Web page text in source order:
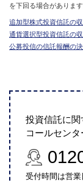
を下回る場合がありま
追加型株式投資信託の
通貨選択型投資信託の
公募投信の信託報酬の
投資信託に
コールセン
受付時間は営